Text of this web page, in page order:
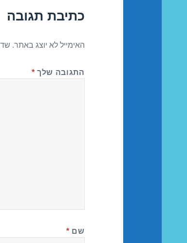
כתיבת תגובה
האימייל לא יוצג באתר.
התגובה שלך *
שם *